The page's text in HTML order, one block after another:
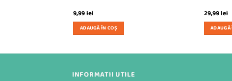
9,99lei
ADAUGĂ ÎN COȘ
29,99lei
ADAUGĂ
INFORMATII UTILE